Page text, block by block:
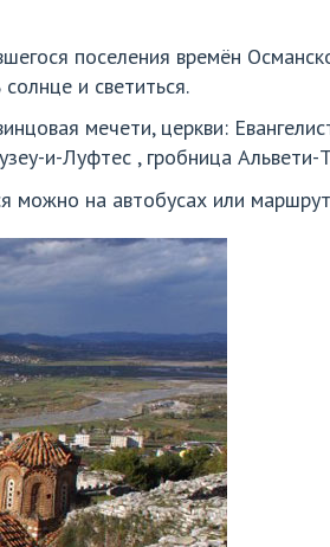
поселения времён
и светиться.
мечети, церкви:
и-Луфтес , гробница Альвети-
можно на автобусах или